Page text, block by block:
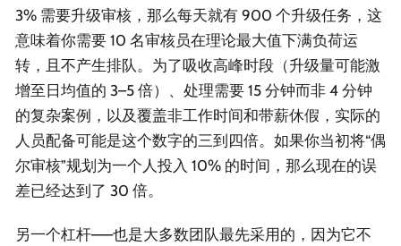
3% 需要升级审核，那么每天就有 900 个升级任务，这
意味着你需要 10 名审核员在理论最大值下满负荷运
转，且不产生排队。为了吸收高峰时段（升级量可能激
增至日均值的 3–5 倍）、处理需要 15 分钟而非 4 分钟
的复杂案例，以及覆盖非工作时间和带薪休假，实际的
人员配备可能是这个数字的三到四倍。如果你当初将“偶
尔审核”规划为一个人投入 10% 的时间，那么现在的误
差已经达到了 30 倍。
另一个杠杆——也是大多数团队最先采用的，因为它不